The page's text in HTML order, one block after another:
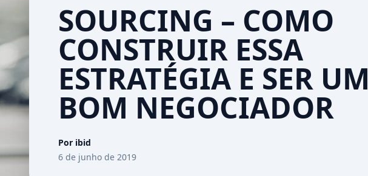
SOURCING – COMO
CONSTRUIR ESSA
ESTRATÉGIA E SER UM
BOM NEGOCIADOR
Por ibid
6 de junho de 2019